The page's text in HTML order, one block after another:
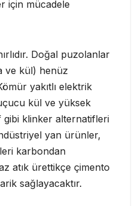
için mücadele
Doğal puzolanlar
ve kül) henüz
yakıtlı elektrik
kül ve yüksek
gibi klinker alternatifleri
yan ürünler,
karbondan
atık ürettikçe çimento
sağlayacaktır.